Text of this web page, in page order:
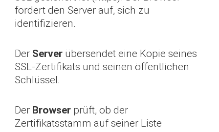
fordert den Server auf, sich zu
identifizieren.
Der Server übersendet eine Kopie seines
SSL-Zertifikats und seinen öffentlichen
Schlüssel.
Der Browser prüft, ob der
Zertifikatsstamm auf seiner Liste